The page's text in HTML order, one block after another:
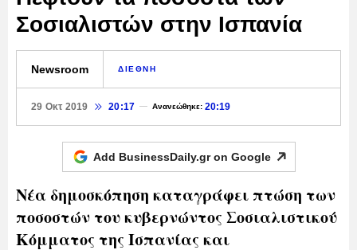
Σοσιαλιστών στην Ισπανία
Newsroom ΔΙΕΘΝΗ
29 Οκτ 2019 20:17 Ανανεώθηκε: 20:19
Add BusinessDaily.gr on Google
Nέα δημοσκόπηση καταγράφει πτώση των
ποσοστών του κυβερνώντος Σοσιαλιστικού
Κόμματος της Ισπανίας και